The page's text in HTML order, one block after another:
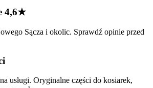
4,6★
Sącza i okolic. Sprawdź opinie przed
usługi. Oryginalne części do kosiarek,